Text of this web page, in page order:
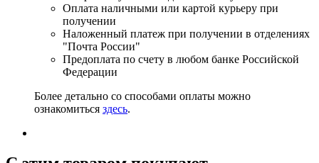
Оплата наличными или картой курьеру при
получении
Наложенный платеж при получении в отделениях
"Почта России"
Предоплата по счету в любом банке Российской
Федерации
Более детально со способами оплаты можно
ознакомиться здесь.